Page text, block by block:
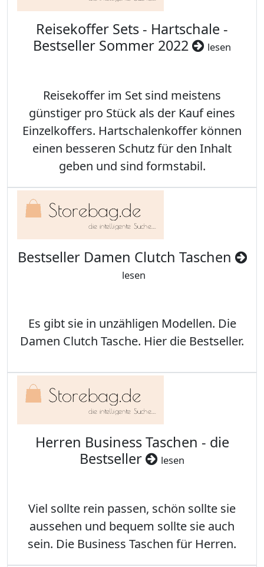
Reisekoffer Sets - Hartschale -
Bestseller Sommer 2022
lesen
Reisekoffer im Set sind meistens
günstiger pro Stück als der Kauf eines
Einzelkoffers. Hartschalenkoffer können
einen besseren Schutz für den Inhalt
geben und sind formstabil.
Bestseller Damen Clutch Taschen
lesen
Es gibt sie in unzähligen Modellen. Die
Damen Clutch Tasche. Hier die Bestseller.
Herren Business Taschen - die
Bestseller
lesen
Viel sollte rein passen, schön sollte sie
aussehen und bequem sollte sie auch
sein. Die Business Taschen für Herren.